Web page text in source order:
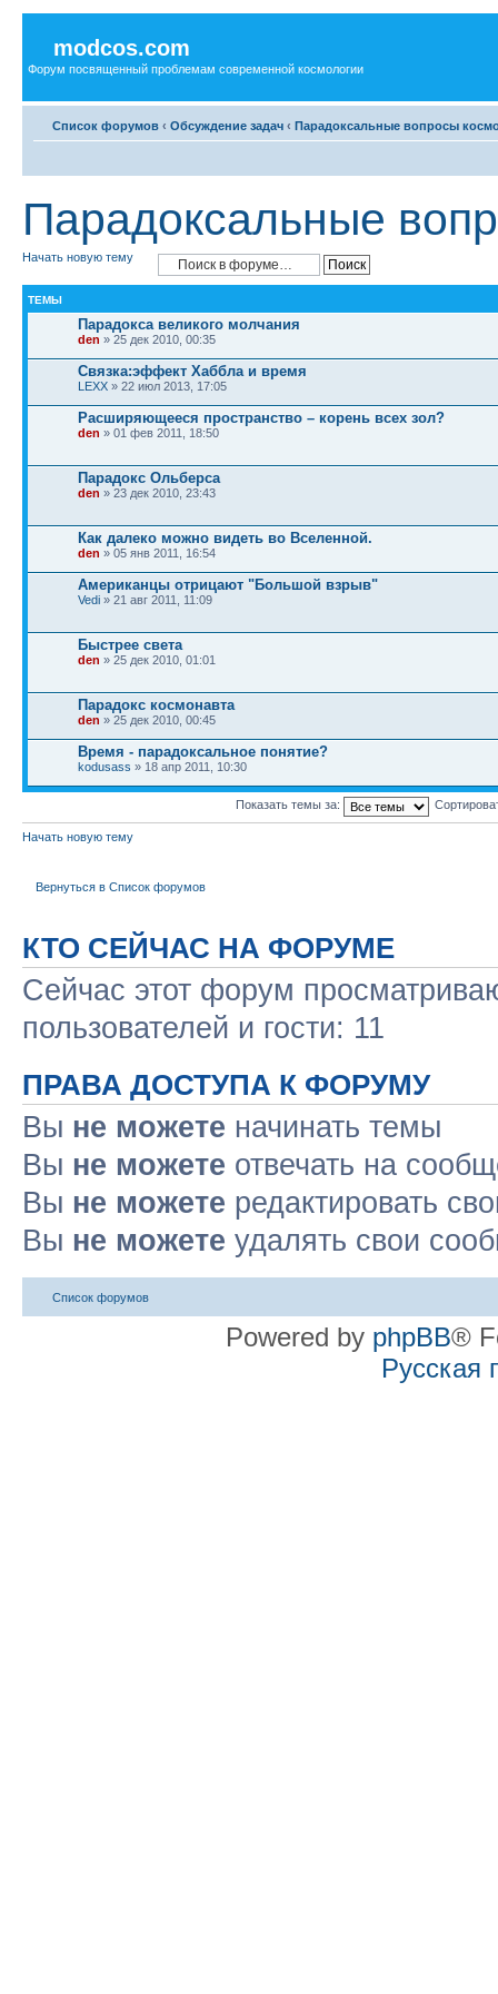
modcos.com
Форум посвященный проблемам современной космологии
Список форумов ‹ Обсуждение задач ‹ Парадоксальные вопросы
Парадоксальные
Начать новую тему
ТЕМЫ
Парадокса великого молчания
den » 25 дек 2010, 00:35
Связка:эффект Хаббла и время
LEXX » 22 июл 2013, 17:05
Расширяющееся пространство – корень всех зол?
den » 01 фев 2011, 18:50
Парадокс Ольберса
den » 23 дек 2010, 23:43
Как далеко можно видеть во Вселенной.
den » 05 янв 2011, 16:54
Американцы отрицают "Большой взрыв"
Vedi » 21 авг 2011, 11:09
Быстрее света
den » 25 дек 2010, 01:01
Парадокс космонавта
den » 25 дек 2010, 00:45
Время - парадоксальное понятие?
kodusass » 18 апр 2011, 10:30
Показать темы за:
Начать новую тему
Вернуться в Список форумов
КТО СЕЙЧАС НА ФОРУМЕ
Сейчас этот форум
пользователей и гости: 11
ПРАВА ДОСТУПА К ФОРУМУ
Вы не можете начинать темы
Вы не можете отвечать на
Вы не можете редактировать
Вы не можете удалять свои
Список форумов
Powered by phpBB®
Русская